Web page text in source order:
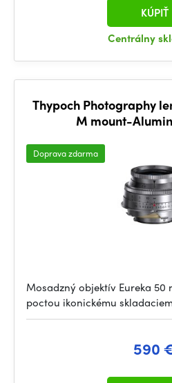
Centrálny
KÚPIŤ
Thypoch Photography
M mount-
Doprava zdarma
Mosadzný objektív Eureka 50
poctou ikonickému
590